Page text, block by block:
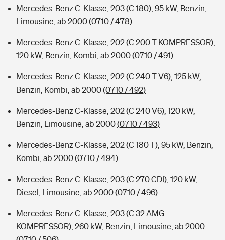
Mercedes-Benz C-Klasse, 203 (C 180), 95 kW, Benzin,
Limousine, ab 2000(0710 / 478)
Mercedes-Benz C-Klasse, 202 (C 200 T KOMPRESSOR),
120 kW, Benzin, Kombi, ab 2000(0710 / 491)
Mercedes-Benz C-Klasse, 202 (C 240 T V6), 125 kW,
Benzin, Kombi, ab 2000(0710 / 492)
Mercedes-Benz C-Klasse, 202 (C 240 V6), 120 kW,
Benzin, Limousine, ab 2000(0710 / 493)
Mercedes-Benz C-Klasse, 202 (C 180 T), 95 kW, Benzin,
Kombi, ab 2000(0710 / 494)
Mercedes-Benz C-Klasse, 203 (C 270 CDI), 120 kW,
Diesel, Limousine, ab 2000(0710 / 496)
Mercedes-Benz C-Klasse, 203 (C 32 AMG
KOMPRESSOR), 260 kW, Benzin, Limousine, ab 2000